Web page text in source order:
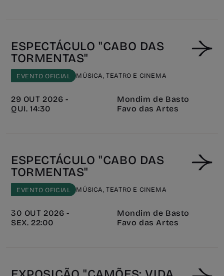
ESPECTÁCULO "CABO DAS
TORMENTAS"
EVENTO OFICIAL MÚSICA, TEATRO E CINEMA
29 OUT 2026 -
QUI. 14:30
Mondim de Basto
Favo das Artes
ESPECTÁCULO "CABO DAS
TORMENTAS"
EVENTO OFICIAL MÚSICA, TEATRO E CINEMA
30 OUT 2026 -
SEX. 22:00
Mondim de Basto
Favo das Artes